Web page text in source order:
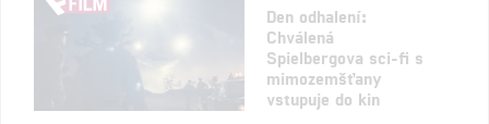
Den odhalení:
Chválená
Spielbergova sci-fi s
mimozemšťany
vstupuje do kin